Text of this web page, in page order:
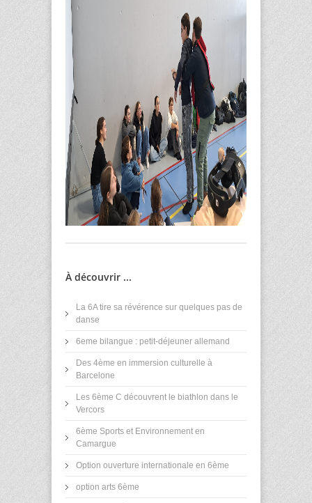
À découvrir ...
La 6A tire sa révérence sur quelques pas de
danse
6eme bilangue : petit-déjeuner allemand
Des 4ème en immersion culturelle à
Barcelone
Les 6ème C découvrent le biathlon dans le
Vercors
6ème Sports et Environnement en
Camargue
Option ouverture internationale en 6ème
option arts 6ème